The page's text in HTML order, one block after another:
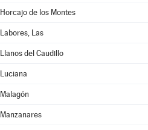
Horcajo de los Montes
Labores, Las
Llanos del Caudillo
Luciana
Malagón
Manzanares